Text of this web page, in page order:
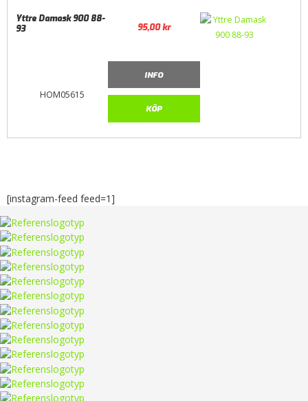
HOM05615
Yttre Damask 900 88-
93
95,00kr
INFO
KÖP
[instagram-feed feed=1]